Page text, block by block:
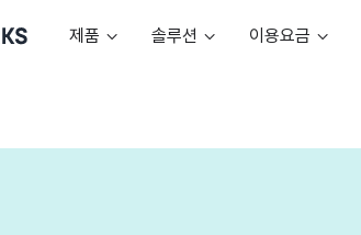
제품 솔루션 이용요금